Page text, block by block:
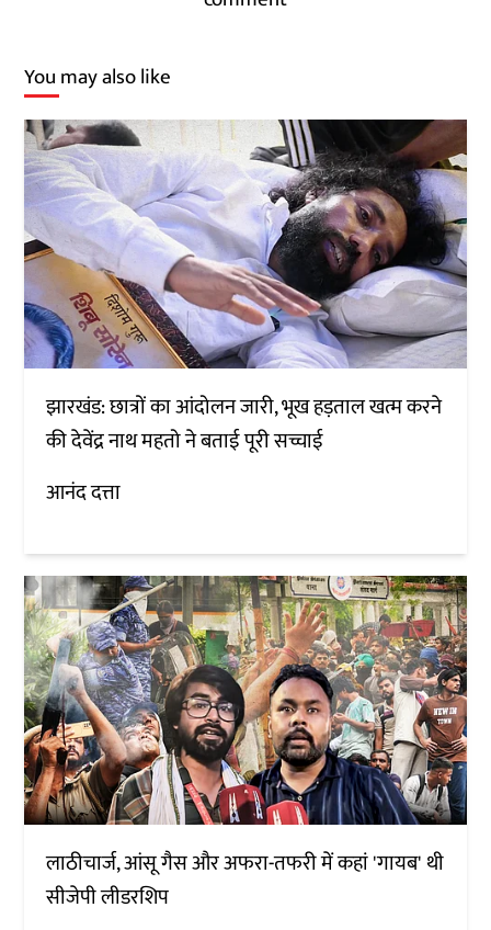
You may also like
झारखंड: छात्रों का आंदोलन जारी, भूख हड़ताल खत्म करने
की देवेंद्र नाथ महतो ने बताई पूरी सच्चाई
आनंद दत्ता
लाठीचार्ज, आंसू गैस और अफरा-तफरी में कहां 'गायब' थी
सीजेपी लीडरशिप